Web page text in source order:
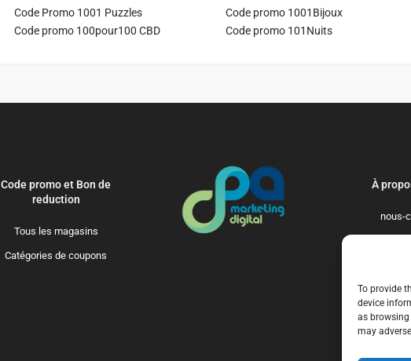
To provide
device
as
may
Code Promo 1001 Puzzles
Code promo 1001Bijoux
Code promo 100pour100 CBD Code promo 101Nuits
Code promo et Bon de
reduction
Tous les magasins
Catégories de coupons
À
nous-